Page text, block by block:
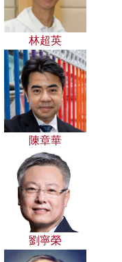
林超英
陳章華
劉寧榮